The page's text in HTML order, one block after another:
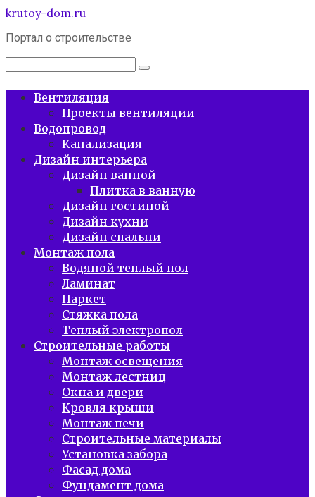
Перейти
контенту
krutoy-dom.ru
Портал о строительстве
Поиск:
Вентиляция
Проекты вентиляции
Водопровод
Канализация
Дизайн интерьера
Дизайн ванной
Плитка в ванную
Дизайн гостиной
Дизайн кухни
Дизайн спальни
Монтаж пола
Водяной теплый пол
Ламинат
Паркет
Стяжка пола
Теплый электропол
Строительные работы
Монтаж освещения
Монтаж лестниц
Окна и двери
Кровля крыши
Монтаж печи
Строительные материалы
Установка забора
Фасад дома
Фундамент дома